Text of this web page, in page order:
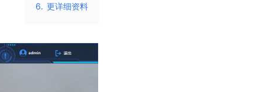
6. 更详细资料